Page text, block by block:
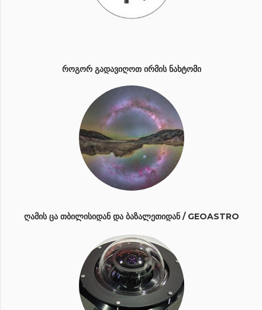
ᲠᲝᲒᲝᲠ ᲒᲐᲓᲐᲕᲘᲦᲝᲗ ᲘᲠᲛᲘᲡ ᲜᲐᲮᲢᲝᲛᲘ
ᲦᲐᲛᲘᲡ ᲪᲐ ᲗᲑᲘᲚᲘᲡᲘᲓᲐᲜ ᲓᲐ ᲑᲐᲖᲐᲚᲔᲗᲘᲓᲐᲜ / GEOASTRO